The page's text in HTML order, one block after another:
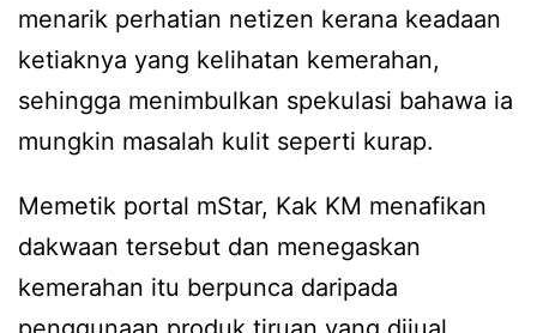
menarik perhatian netizen kerana keadaan
ketiaknya yang kelihatan kemerahan,
sehingga menimbulkan spekulasi bahawa ia
mungkin masalah kulit seperti kurap.
Memetik portal mStar, Kak KM menafikan
dakwaan tersebut dan menegaskan
kemerahan itu berpunca daripada